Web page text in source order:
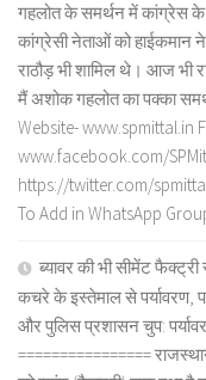
गहलोत के समर्थन में कांग्रेस के
कांग्रेसी नेताओं को हाईकमान
राठौड़ भी शामिल थे। आज भी
मैं अशोक गहलोत का पक्का
Website- www.spmittal.in
www.facebook.com/
https://twitter.com/
To Add in WhatsApp
ब्यावर की भी सीमेंट
कचरे के इस्तेमाल से पर्यावरण,
और पुलिस प्रशासन चुप:
================